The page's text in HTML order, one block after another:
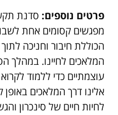
פרטים נוספים:
מפגשים קסומים אחת
הכוללת חיבור וחניכה
המלאכים לחיינו. במהלך
עוצמתיים כדי ללמוד
אלינו דרך המלאכים
לחיות חיים של סינכרון